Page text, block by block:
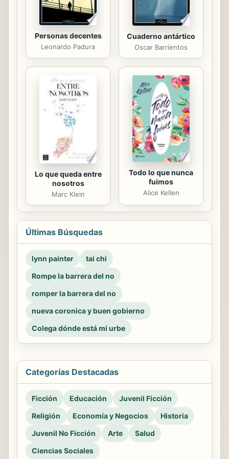
Personas decentes
Leonardo Padura
Cuaderno antártico
Oscar Barrientos
Lo que queda entre
nosotros
Marc Klein
Todo lo que nunca
fuimos
Alice Kellen
Últimas Búsquedas
lynn painter
tai chi
Rompe la barrera del no
romper la barrera del no
nueva coronica y buen gobierno
Colega dónde está mi urbe
Categorías Destacadas
Ficción Educación
Juvenil Ficción
Religión
Economía y Negocios
Historia
Juvenil No Ficción
Arte
Salud
Ciencias Sociales